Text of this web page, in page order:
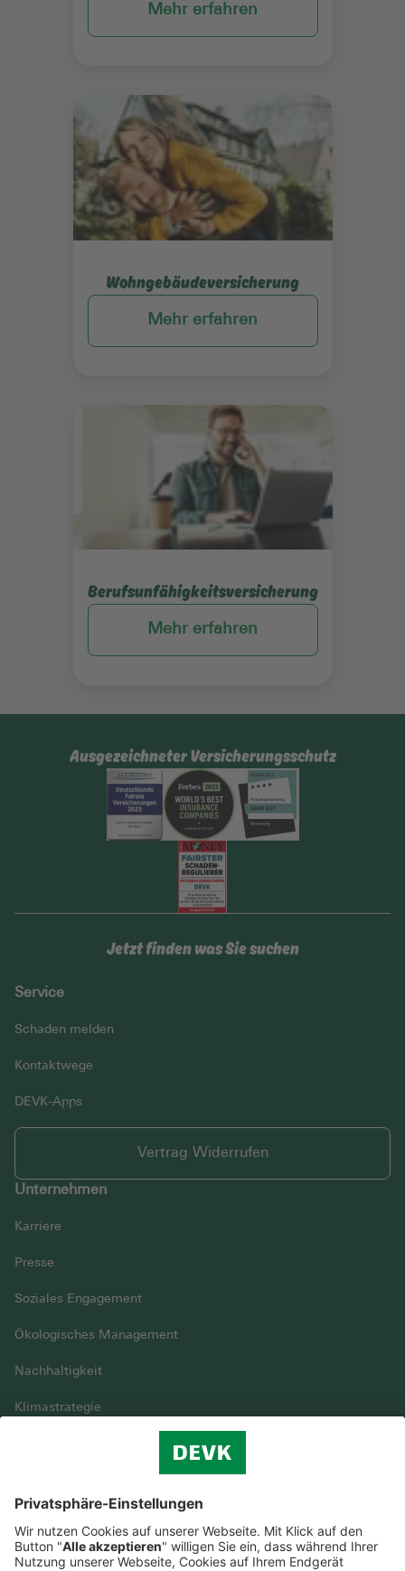
Mehr erfahren
Wohngebäudeversicherung
Mehr erfahren
Mehr erfahren
Berufsunfähigkeitsversicherung
Mehr erfahren
Ausgezeichneter Versicherungsschutz
Jetzt finden was Sie suchen
Service
Schaden melden
Kontaktwege
DEVK-Apps
Vertrag Widerrufen
Unternehmen
Karriere
Presse
Soziales Engagement
Ökologisches Management
Nachhaltigkeit
Klimastrategie
© DEVK 2026
Streitbeilegung
Nutzungshinweise